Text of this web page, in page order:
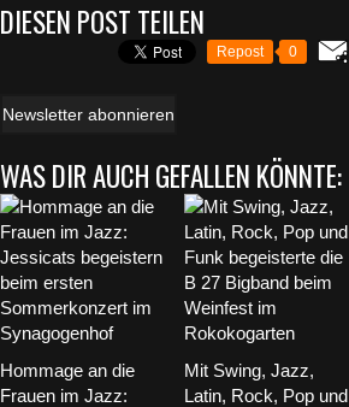
DIESEN POST TEILEN
Repost 0
Newsletter abonnieren
WAS DIR AUCH GEFALLEN KÖNNTE:
Hommage an die
Frauen im Jazz:
Mit Swing, Jazz,
Latin, Rock, Pop und